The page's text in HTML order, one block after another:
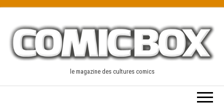
content
le magazine des cultures comics